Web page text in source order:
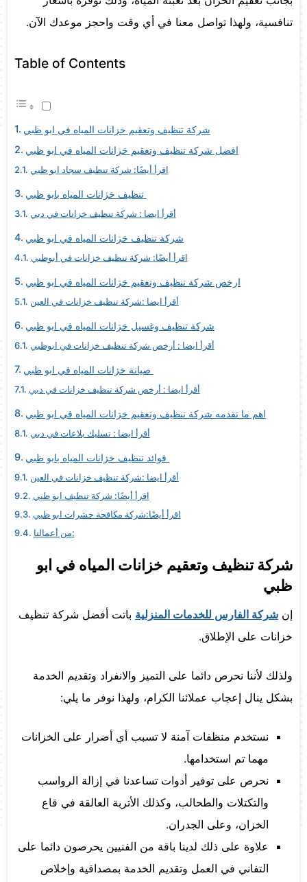
تنافسية، ولهذا تواصل معنا في أي وقت واحجز موعدك الآن.
Table of Contents
شركة تنظيف وتعقيم خزانات المياه في ابو ظبي
افضل شركة تنظيف وتعقيم خزانات المياه في ابو ظبي
اقرأ أيضًا: شركة تنظيف سجاد ابو ظبي
تنظيف خزانات المياه بابو ظبي
أقرأ ايضا : شركة تنظيف خزانات في دبي
شركة تنظيف خزانات المياه في ابو ظبي
اقرأ أيضًا: شركة تنظيف خزانات في أبوظبي
ارخص شركة تنظيف وتعقيم خزانات المياه في ابو ظبي
أقرأ ايضا :شركة تنظيف خزانات في العين
شركة تنظيف وغسيل خزانات المياه في ابو ظبي
أقرأ ايضا : أرخص شركة تنظيف خزانات في ابوظبي
أقرأ ايضا : أرخص شركة تنظيف خزانات في دبي
اهم ما تقدمه شركة تنظيف وتعقيم خزانات المياه في ابو ظبي
أقرأ ايضا : تسليك بلاعات في دبي
أقرأ ايضا :شركة تنظيف خزانات في العين
اقرأ أيضًا: شركة تنظيف ابو ظبي
اقرأ أيضًا:شركة مكافحة حشرات ابو ظبي
من أعمالنا:
شركة تنظيف وتعقيم خزانات المياه في ابو
ظبي
إن شركة الفارس للخدمات المنزلية باتت أفضل شركة تنظيف
خزانات على الإطلاق.
ولذلك لأننا نحرص دائما على التميز والانفراد وتقديم الخدمة
بشكل ينال إعجاب عملائنا الكرام، ولهذا نوفر ما يلي:
نستخدم منظفات آمنة لا تسبب أي أضرار على الخزانات
مهما تم استخدامها.
نحرص على توفير أدوات تساعدنا في إزالة الرواسب
والتكتلات والطحالب، وكذلك الأتربة العالقة في قاع
الخزان، وعلى الجدران.
علاوة على ذلك لدينا باقة من الفنيين يحرصون دائما على
التفاني في العمل وتقديم الخدمة بمصداقية وإخلاص